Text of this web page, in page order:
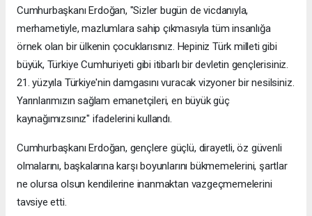
Cumhurbaşkanı Erdoğan, "Sizler bugün de vicdanıyla,
merhametiyle, mazlumlara sahip çıkmasıyla tüm insanlığa
örnek olan bir ülkenin çocuklarısınız. Hepiniz Türk milleti gibi
büyük, Türkiye Cumhuriyeti gibi itibarlı bir devletin gençlerisiniz.
21. yüzyıla Türkiye'nin damgasını vuracak vizyoner bir nesilsiniz.
Yarınlarımızın sağlam emanetçileri, en büyük güç
kaynağımızsınız" ifadelerini kullandı.
Cumhurbaşkanı Erdoğan, gençlere güçlü, dirayetli, öz güvenli
olmalarını, başkalarına karşı boyunlarını bükmemelerini, şartlar
ne olursa olsun kendilerine inanmaktan vazgeçmemelerini
tavsiye etti.